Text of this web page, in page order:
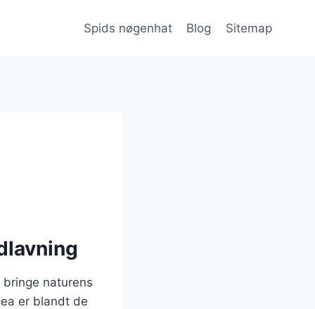
Spids nøgenhat Blog Sitemap
naturens
er blandt de